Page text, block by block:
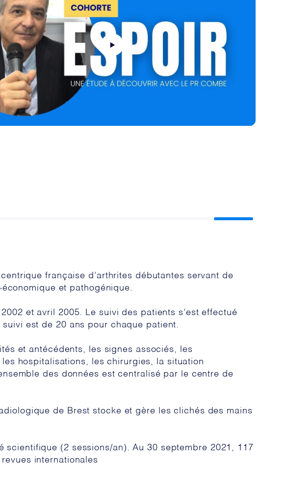
française d’arthrites débutantes servant de
et pathogénique.
et avril 2005. Le suivi des patients s’est effectué
est de 20 ans pour chaque patient.
et antécédents, les signes associés, les
hospitalisations, les chirurgies, la situation
des données est centralisé par le centre de
de Brest stocke et gère les clichés des mains
scientifique (2 sessions/an). Au 30 septembre 2021, 117
internationales